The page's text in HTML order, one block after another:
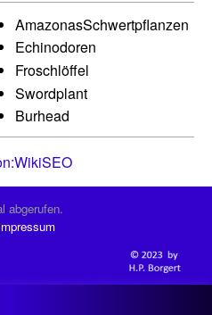
AmazonasSchwertpflanzen
Echinodoren
Froschlöffel
Swordplant
Burhead
abgerufen.